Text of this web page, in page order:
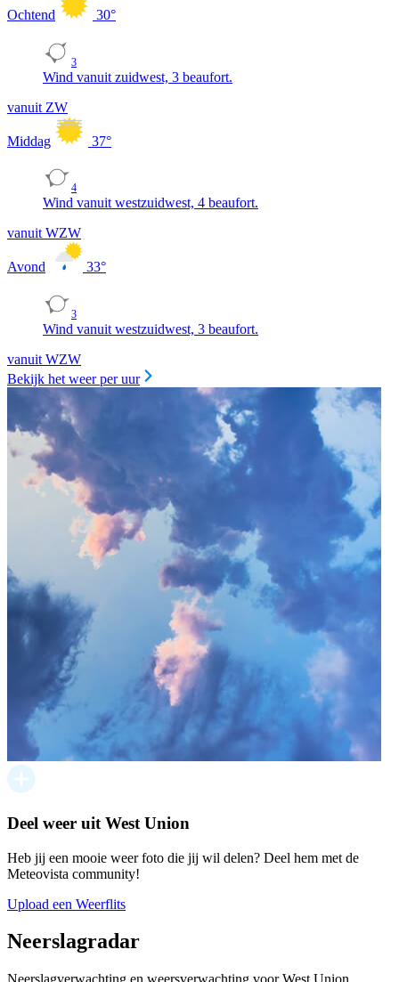
Ochtend 30°
3
Wind vanuit zuidwest, 3 beaufort.
vanuit ZW
Middag 37°
4
Wind vanuit westzuidwest, 4 beaufort.
vanuit WZW
Avond 33°
3
Wind vanuit westzuidwest, 3 beaufort.
vanuit WZW
Bekijk het weer per uur
Deel weer uit West Union
Heb jij een mooie weer foto die jij wil delen? Deel hem met de
Meteovista community!
Upload een Weerflits
Neerslagradar